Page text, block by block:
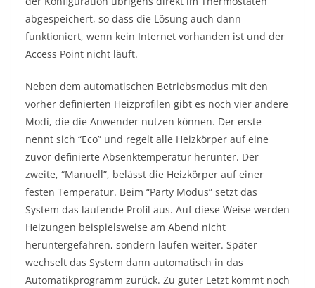
abgespeichert, so dass die Lösung auch dann
funktioniert, wenn kein Internet vorhanden ist und der
Access Point nicht läuft.
Neben dem automatischen Betriebsmodus mit den
vorher definierten Heizprofilen gibt es noch vier andere
Modi, die die Anwender nutzen können. Der erste
nennt sich “Eco” und regelt alle Heizkörper auf eine
zuvor definierte Absenktemperatur herunter. Der
zweite, “Manuell”, belässt die Heizkörper auf einer
festen Temperatur. Beim “Party Modus” setzt das
System das laufende Profil aus. Auf diese Weise werden
Heizungen beispielsweise am Abend nicht
heruntergefahren, sondern laufen weiter. Später
wechselt das System dann automatisch in das
Automatikprogramm zurück. Zu guter Letzt kommt noch